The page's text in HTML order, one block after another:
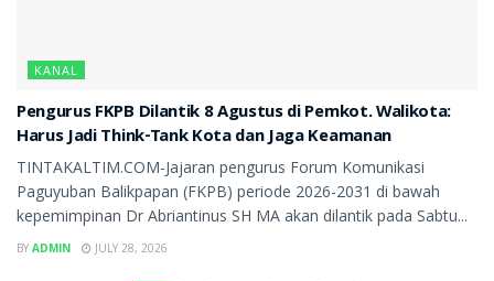
KANAL
Pengurus FKPB Dilantik 8 Agustus di Pemkot. Walikota:
Harus Jadi Think-Tank Kota dan Jaga Keamanan
TINTAKALTIM.COM-Jajaran pengurus Forum Komunikasi
Paguyuban Balikpapan (FKPB) periode 2026-2031 di bawah
kepemimpinan Dr Abriantinus SH MA akan dilantik pada Sabtu...
BY ADMIN JULY 28, 2026